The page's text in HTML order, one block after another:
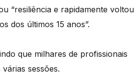
“resiliência e rapidamente voltou
dos últimos 15 anos”.
que milhares de profissionais
sessões.